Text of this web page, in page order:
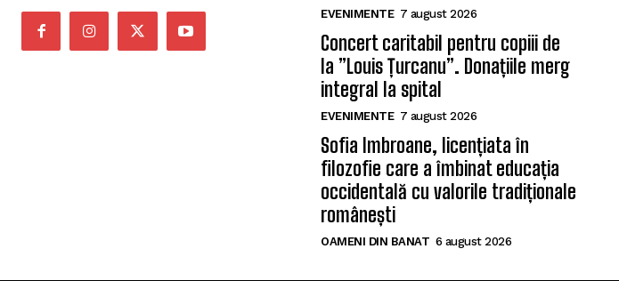
EVENIMENTE 7 august 2026
Concert caritabil pentru copiii de
la ”Louis Țurcanu”. Donațiile merg
integral la spital
EVENIMENTE 7 august 2026
Sofia Imbroane, licențiata în
filozofie care a îmbinat educația
occidentală cu valorile tradiționale
românești
OAMENI DIN BANAT 6 august 2026